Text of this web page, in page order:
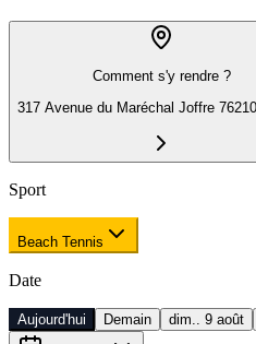
Comment s'y rendre ?
317 Avenue du Maréchal Joffre
Sport
Beach Tennis
Date
Aujourd'hui Demain dim.. 9 août